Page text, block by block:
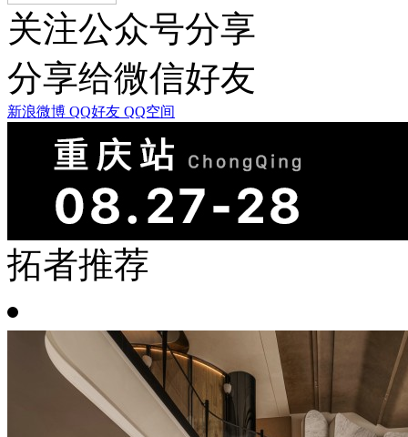
关注公众号分享
分享给微信好友
新浪微博 QQ好友 QQ空间
拓者推荐